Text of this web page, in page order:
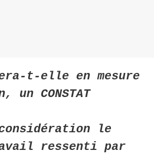
t-elle en mesure
CONSTAT
le
ressenti par